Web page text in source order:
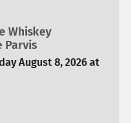
Whiskey
Parvis
August 8, 2026 at